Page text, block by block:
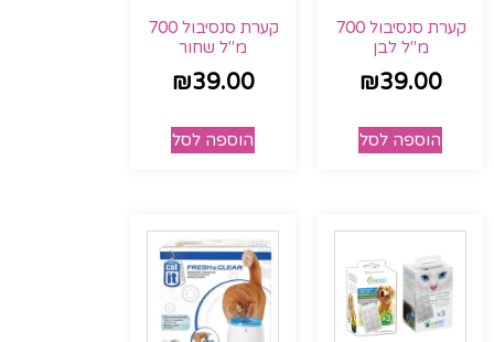
קערת סנסיבול 700
מ"ל לבן
₪39.00
הוספה לסל
קערת סנסיבול 700
מ"ל שחור
₪39.00
הוספה לסל